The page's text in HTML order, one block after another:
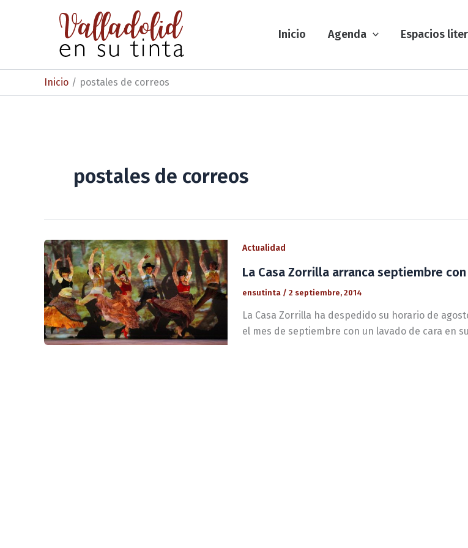
Inicio Agenda Espacios
Inicio postales de correos
postales de correos
Actualidad
La Casa Zorrilla arranca septiembre
ensutinta / 2 septiembre, 2014
La Casa Zorrilla ha despedido su horario de
el mes de septiembre con un lavado de cara en